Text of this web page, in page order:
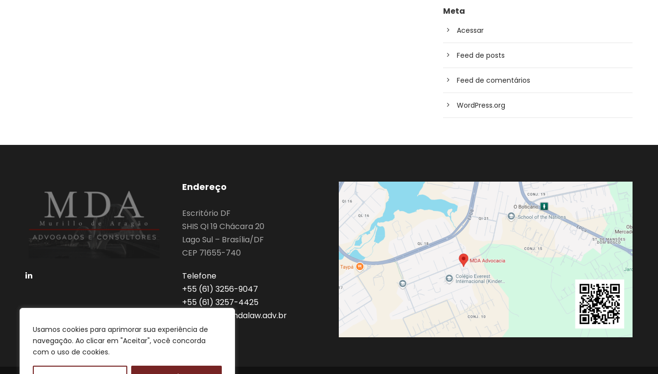
Usamos cookies para aprimorar sua experiência de
navegação. Ao clicar em "Aceitar", você concorda
com o uso de cookies.
Meta
Acessar
Feed de posts
Feed de comentários
WordPress.org
Endereço
Escritório DF
SHIS QI 19 Chácara 20
Lago Sul – Brasília/DF
CEP 71655-740
Telefone
‎+55 (61) 3256-9047
‎+55 (61) 3257-4425
advocacia@mdalaw.adv.br